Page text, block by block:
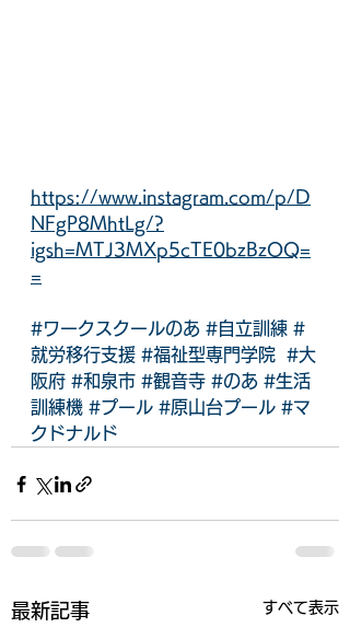
https://www.instagram.com/p/D
NFgP8MhtLg/?
igsh=MTJ3MXp5cTE0bzBzOQ=
=
#ワークスクールのあ #自立訓練 #
就労移行支援 #福祉型専門学院
#大
阪府 #和泉市 #観音寺 #のあ #生活
訓練機 #プール #原山台プール #マ
クドナルド
最新記事 すべて表示